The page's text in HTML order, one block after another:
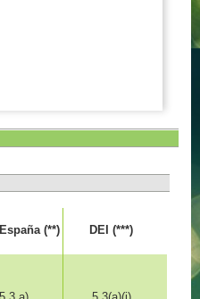
(**) DEI (***)